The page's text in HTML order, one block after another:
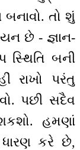
બનાવો. તો શું
છે - જ્ઞાન-
બની
રાખો પરંતુ
પછી સદૈવ
હમણાં
ધારણ કરે છે,